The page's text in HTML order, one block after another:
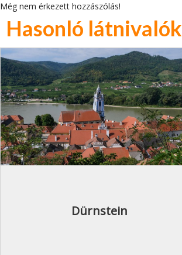
Még nem érkezett hozzászólás!
Hasonló látnivalók
Dürnstein